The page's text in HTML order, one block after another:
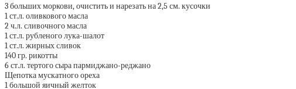
3 больших моркови, очистить и нарезать на 2,5 см. кусочки
1 ст.л. оливкового масла
2 ч.л. сливочного масла
1 ст.л. рубленого лука-шалот
1 ст.л. жирных сливок
140 гр. рикотты
6 ст.л. тертого сыра пармиджано-реджано
Щепотка мускатного ореха
1 большой яичный желток